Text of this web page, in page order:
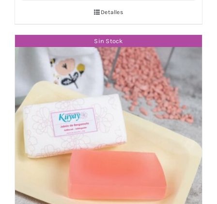
Detalles
Sin Stock